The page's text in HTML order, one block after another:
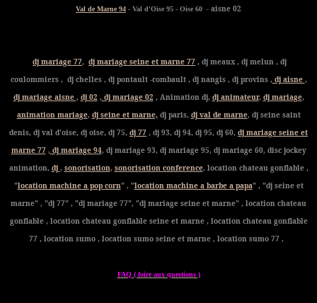
Val de Marne 94 - Val d'Oise 95 - Oise 60 - aisne 02
dj mariage 77, dj mariage seine et marne 77 , dj meaux , dj melun , dj
coulommiers , dj chelles , dj pontault -combault , dj nangis , dj provins ,dj aisne ,
dj mariage aisne , dj 02 ,dj mariage 02 , Animation dj, dj animateur, dj mariage,
animation mariage, dj seine et marne,dj paris, dj val de marne, dj seine saint
denis, dj val d'oise, dj oise, dj 75, dj 77 , dj 93, dj 94, dj 95, dj 60, dj mariage seine et
marne 77,dj mariage 94, dj mariage 93, dj mariage 95, dj mariage 60, disc jockey
animation, dj , sonorisation, sonorisation conference, location chateau gonflable ,
"location machine a pop corn" , "location machine a barbe a papa" , "dj seine et
marne" , "dj 77" , "dj mariage 77", "dj mariage seine et marne" , location chateau
gonflable , location chateau gonflable seine et marne , location chateau gonflable
77 , location sumo , location sumo seine et marne , location sumo 77 ,
FAQ ( foire aux questions )